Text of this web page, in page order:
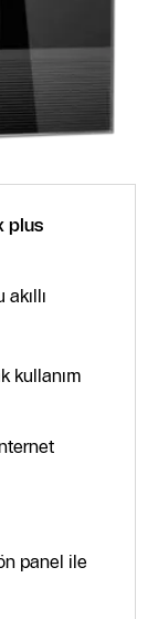
plus
kullanım
panel ile